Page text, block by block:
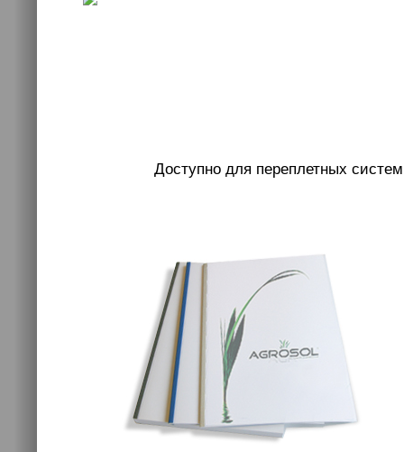
Доступно для переплетных